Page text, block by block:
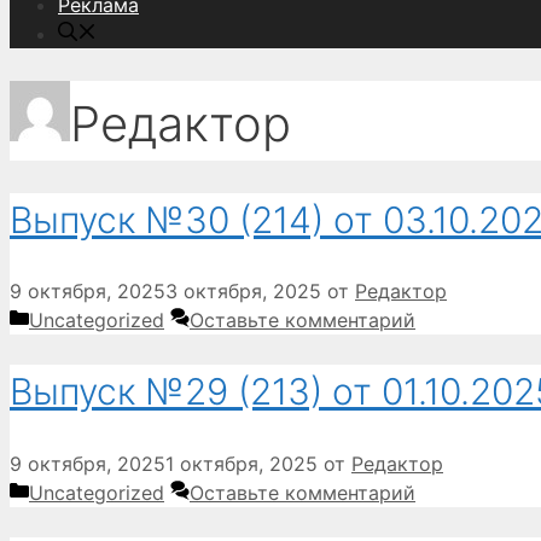
Реклама
Редактор
Выпуск №30 (214) от
9 октября, 20253 октября, 2025 от Редактор
Рубрики
Uncategorized Оставьте комментарий
Выпуск №29 (213) от
9 октября, 20251 октября, 2025 от Редактор
Рубрики
Uncategorized Оставьте комментарий